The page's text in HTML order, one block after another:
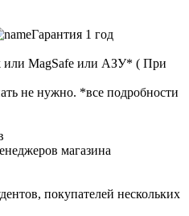
Гарантия 1 год
или MagSafe или AЗУ* ( При
не нужно. *все подробности
магазина
покупателей нескольких